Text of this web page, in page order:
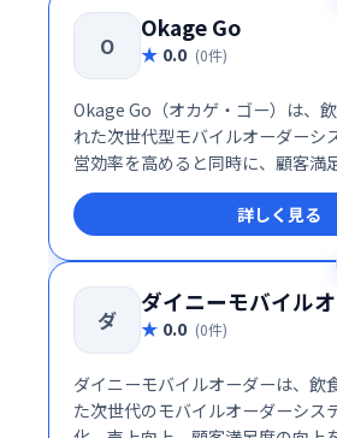
O
Okage Go
0.0 (0件)
Okage Go（オカゲ・ゴー）は、
れた次世代型モバイルオーダーシ
営効率を高めると同時に、顧客満
ています。特許取得済みのフリー
や多機能なアプリケーションとの
最適化を支援します。
詳しく見る
ダ
ダイニーモバイル
0.0 (0件)
ダイニーモバイルオーダーは、飲
た次世代のモバイルオーダーシス